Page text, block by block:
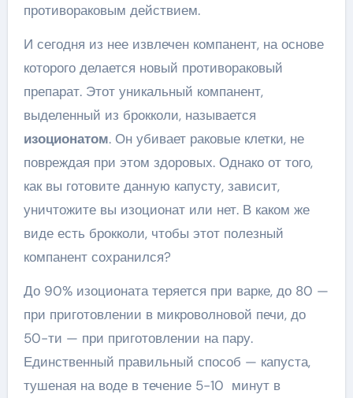
противораковым действием.
И сегодня из нее извлечен компанент, на основе
которого делается новый противораковый
препарат. Этот уникальный компанент,
выделенный из брокколи, называется
изоционатом. Он убивает раковые клетки, не
повреждая при этом здоровых. Однако от того,
как вы готовите данную капусту, зависит,
уничтожите вы изоционат или нет. В каком же
виде есть брокколи, чтобы этот полезный
компанент сохранился?
До 90% изоционата теряется при варке, до 80 —
при приготовлении в микроволновой печи, до
50-ти — при приготовлении на пару.
Единственный правильный способ — капуста,
тушеная на воде в течение 5-10 минут в